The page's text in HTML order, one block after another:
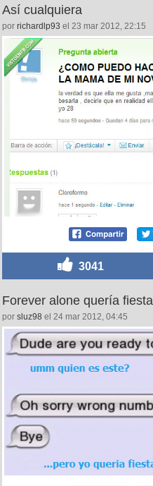
Así cualquiera
por richardlp93 el 23 mar 2012, 22:15
3041
Forever alone quería fiesta
por sluz98 el 24 mar 2012, 04:45